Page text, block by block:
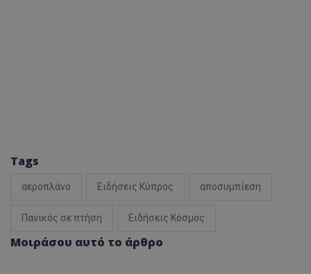
Tags
αεροπλάνο Ειδήσεις Κύπρος αποσυμπίεση
Πανικός σε πτήση Ειδήσεις Κόσμος
Μοιράσου αυτό το άρθρο